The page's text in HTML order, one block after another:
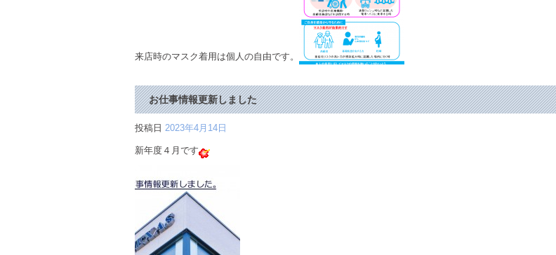
来店時のマスク着用は個人の自由です。
お仕事情報更新しました
投稿日 2023年4月14日
新年度４月です